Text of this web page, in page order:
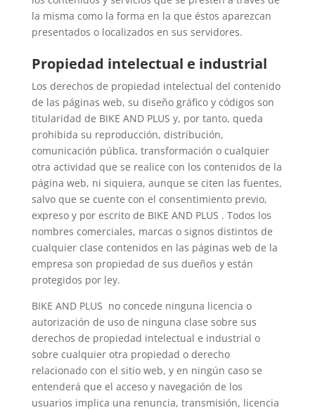
la misma como la forma en la que éstos aparezcan
presentados o localizados en sus servidores.
Propiedad intelectual e industrial
Los derechos de propiedad intelectual del contenido
de las páginas web, su diseño gráfico y códigos son
titularidad de BIKE AND PLUS y, por tanto, queda
prohibida su reproducción, distribución,
comunicación pública, transformación o cualquier
otra actividad que se realice con los contenidos de la
página web, ni siquiera, aunque se citen las fuentes,
salvo que se cuente con el consentimiento previo,
expreso y por escrito de BIKE AND PLUS . Todos los
nombres comerciales, marcas o signos distintos de
cualquier clase contenidos en las páginas web de la
empresa son propiedad de sus dueños y están
protegidos por ley.
BIKE AND PLUS no concede ninguna licencia o
autorización de uso de ninguna clase sobre sus
derechos de propiedad intelectual e industrial o
sobre cualquier otra propiedad o derecho
relacionado con el sitio web, y en ningún caso se
entenderá que el acceso y navegación de los
usuarios implica una renuncia, transmisión, licencia